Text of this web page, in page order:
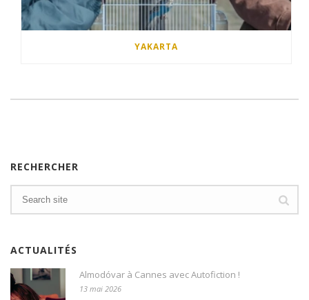
YAKARTA
RECHERCHER
ACTUALITÉS
Almodóvar à Cannes avec Autofiction !
13 mai 2026